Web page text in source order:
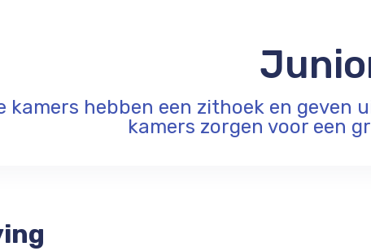
kamers hebben een zithoek en geven
kamers zorgen voor een